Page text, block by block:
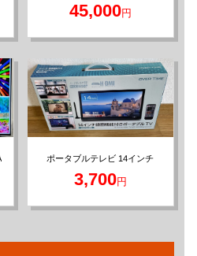
45,000円
ポータブルテレビ 14インチ
3,700円